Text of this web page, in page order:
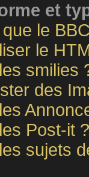
et
le
le
smilies
des
Post-it ?
sujets